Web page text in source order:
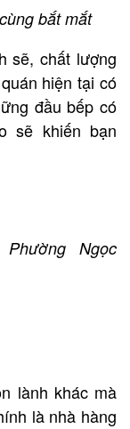
bắt mắt
sẽ, chất lượng
hiện tại có
đầu bếp có
sẽ khiến bạn
Ngọc
lành khác mà
là nhà hàng